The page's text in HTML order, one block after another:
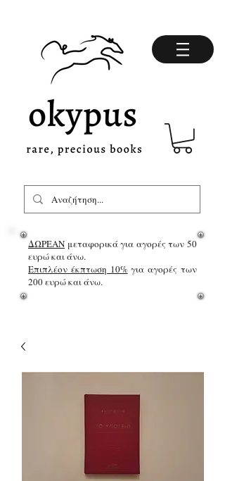
ΔΩΡΕΑΝ μεταφορικά για αγορές των 50
ευρώ και άνω.
Επιπλέον έκπτωση 10%για αγορές των
200 ευρώ και άνω.